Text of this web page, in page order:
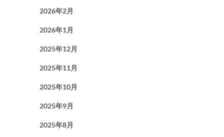
2026年2月
2026年1月
2025年12月
2025年11月
2025年10月
2025年9月
2025年8月